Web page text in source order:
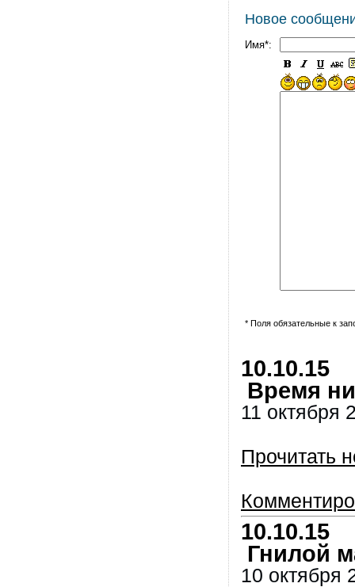
Новое
Имя*:
* Поля обязательные к
10.10.15
Время
11 октября
Прочитать
10.10.15
Гнилой
10 октября